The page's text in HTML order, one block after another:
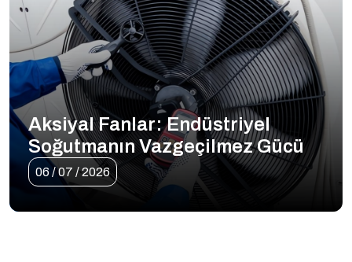
Aksiyal Fanlar: Endüstriyel
Soğutmanın Vazgeçilmez Gücü
06 / 07 / 2026